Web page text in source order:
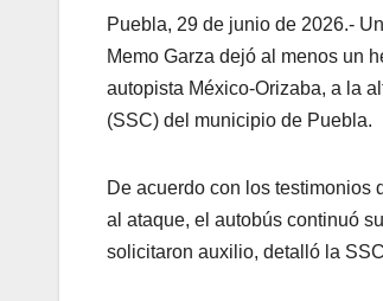
Puebla, 29 de junio de 2026.-
Memo Garza dejó al menos un
autopista México-Orizaba, a la
(SSC) del municipio de Puebla.
De acuerdo con los testimonios
al ataque, el autobús continuó
solicitaron auxilio, detalló la